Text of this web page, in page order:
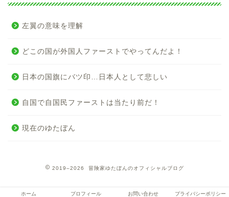
左翼の意味を理解
どこの国が外国人ファーストでやってんだよ！
日本の国旗にバツ印…日本人として悲しい
自国で自国民ファーストは当たり前だ！
現在のゆたぼん
2019–2026 冒険家ゆたぼんのオフィシャルブログ
ホーム プロフィール お問い合わせ プライバシーポリシー